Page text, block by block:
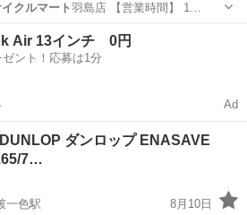
イクルマート 羽島店 【営業時間】 1…
色駅 タイヤ、ホイール
Air 13インチ 0円
ント！応募は1分
Ad
ダンロップ ENASAVE
7…
一色駅
8月10日